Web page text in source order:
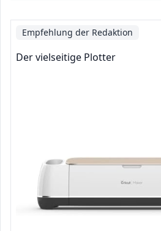
Empfehlung der Redaktion
Der vielseitige Plotter